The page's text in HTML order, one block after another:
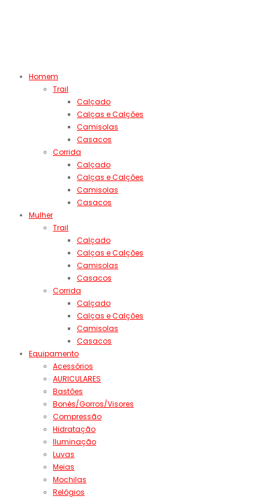
Homem
Trail
Calçado
Calças e Calções
Camisolas
Casacos
Corrida
Calçado
Calças e Calções
Camisolas
Casacos
Mulher
Trail
Calçado
Calças e Calções
Camisolas
Casacos
Corrida
Calçado
Calças e Calções
Camisolas
Casacos
Equipamento
Acessórios
AURICULARES
Bastões
Bonés/Gorros/Visores
Compressão
Hidratação
Iluminação
Luvas
Meias
Mochilas
Relógios